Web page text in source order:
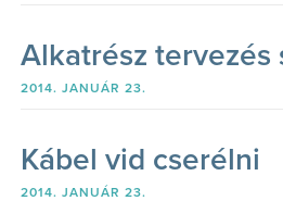
Alkatrész
2014. JANUÁR 23.
Kábel vid cserélni
2014. JANUÁR 23.